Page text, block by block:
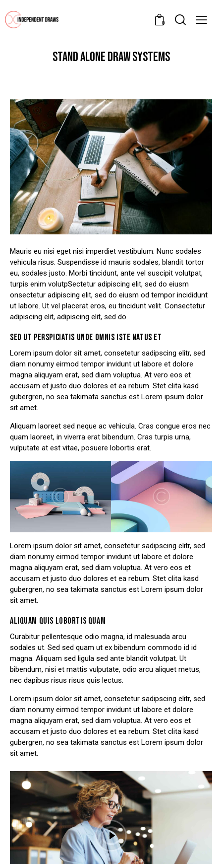
0
STAND ALONE DRAW SYSTEMS
Mauris eu nisi eget nisi imperdiet vestibulum. Nunc sodales
vehicula risus. Suspendisse id mauris sodales, blandit tortor
eu, sodales justo. Morbi tincidunt, ante vel suscipit volutpat,
turpis enim volutpSectetur adipiscing elit, sed do eiusm
onsectetur adipiscing elit, sed do eiusm od tempor incididunt
ut labore. Ut vel placerat eros, eu tincidunt velit. Consectetur
adipiscing elit, adipiscing elit, sed do.
SED UT PERSPICIATIS UNDE OMNIS ISTE NATUS ET
Lorem ipsum dolor sit amet, consetetur sadipscing elitr, sed
diam nonumy eirmod tempor invidunt ut labore et dolore
magna aliquyam erat, sed diam voluptua. At vero eos et
accusam et justo duo dolores et ea rebum. Stet clita kasd
gubergren, no sea takimata sanctus est Lorem ipsum dolor
sit amet.
Aliquam laoreet sed neque ac vehicula. Cras congue eros nec
quam laoreet, in viverra erat bibendum. Cras turpis urna,
vulputate at est vitae, posuere lobortis erat.
Lorem ipsum dolor sit amet, consetetur sadipscing elitr, sed
diam nonumy eirmod tempor invidunt ut labore et dolore
magna aliquyam erat, sed diam voluptua. At vero eos et
accusam et justo duo dolores et ea rebum. Stet clita kasd
gubergren, no sea takimata sanctus est Lorem ipsum dolor
sit amet.
ALIQUAM QUIS LOBORTIS QUAM
Curabitur pellentesque odio magna, id malesuada arcu
sodales ut. Sed sed quam ut ex bibendum commodo id id
magna. Aliquam sed ligula sed ante blandit volutpat. Ut
bibendum, nisi et mattis vulputate, odio arcu aliquet metus,
nec dapibus risus risus quis lectus.
Lorem ipsum dolor sit amet, consetetur sadipscing elitr, sed
diam nonumy eirmod tempor invidunt ut labore et dolore
magna aliquyam erat, sed diam voluptua. At vero eos et
accusam et justo duo dolores et ea rebum. Stet clita kasd
gubergren, no sea takimata sanctus est Lorem ipsum dolor
sit amet.